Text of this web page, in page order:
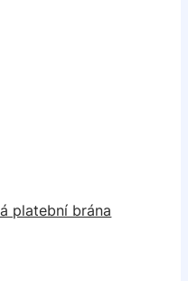
platební brána